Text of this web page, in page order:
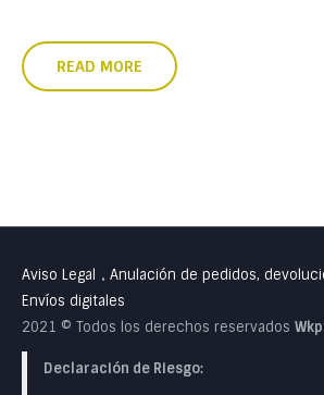
READ MORE
Aviso Legal • Anulación de pedidos,
Envíos digitales
2021 © Todos los derechos reservados
Declaración de Riesgo: